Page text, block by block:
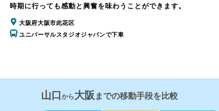
時期に行っても感動と興奮を味わうことができます。
大阪府大阪市此花区
ユニバーサルスタジオジャパンで下車
山口 から大阪 までの移動手段を比較